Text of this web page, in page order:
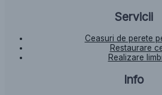
Servicii
Ceasuri de perete
Restaurare
Realizare
Info